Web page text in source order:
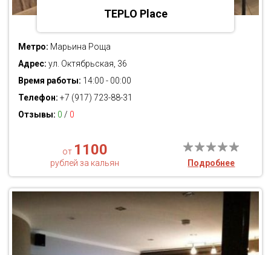
TEPLO Place
Метро: Марьина Роща
Адрес: ул. Октябрьская, 36
Время работы: 14:00 - 00:00
Телефон: +7 (917) 723-88-31
Отзывы: 0 / 0
от 1100
рублей за кальян Подробнее